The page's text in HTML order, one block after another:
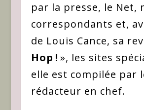
par la presse, le Net,
correspondants et,
de Louis Cance, sa
Hop ! », les sites
elle est compilée par
rédacteur en chef.